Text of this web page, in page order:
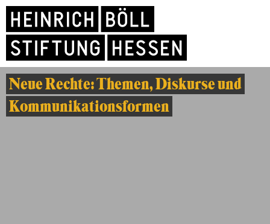
Neue Rechte: Themen, Diskurse und
Kommunikationsformen